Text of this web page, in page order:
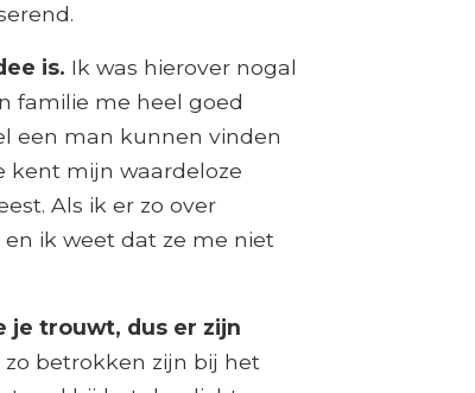
is. Ik was hierover nogal
familie me heel goed
een man kunnen vinden
kent mijn waardeloze
Als ik er zo over
ik weet dat ze me niet
je trouwt, dus er zijn
betrokken zijn bij het